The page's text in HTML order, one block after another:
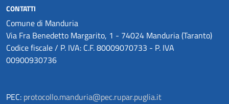
CONTATTI
Comune di Manduria
Via Fra Benedetto Margarito, 1 - 74024 Manduria (Taranto)
Codice fiscale / P. IVA: C.F. 80009070733 - P. IVA
00900930736
PEC: protocollo.manduria@pec.rupar.puglia.it